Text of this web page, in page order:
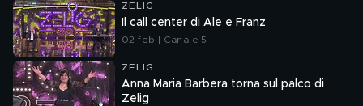
ZELIG
Il call center di Ale e Franz
02 feb | Canale 5
ZELIG
Anna Maria Barbera torna sul palco di
Zelig